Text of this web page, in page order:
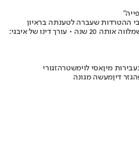
ההטרדות שעברה לטענתה בראיון
ל"שישבת" וחושפת את הצל שמלווה אותה 20 שנה • עורך דינו של איבגי:
עבירות מיןאסי לוימשטרהזגורי
גזר דיןמעשה מגונה